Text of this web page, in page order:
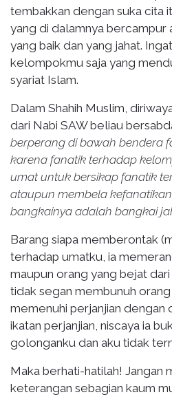
tembakkan dengan suka cita
yang di dalamnya bercampur
yang baik dan yang jahat.
kelompokmu saja yang
syariat Islam.
Dalam Shahih Muslim,
dari Nabi SAW beliau
berperang di bawah bendera
karena fanatik terhadap
umat untuk bersikap fanatik
ataupun membela
bangkainya adalah bangkai
Barang siapa memberontak
terhadap umatku, ia
maupun orang yang bejat
tidak segan membunuh
memenuhi perjanjian dengan
ikatan perjanjian, niscaya ia
golonganku dan aku tidak
Maka berhati-hatilah! Jangan
keterangan sebagian kaum